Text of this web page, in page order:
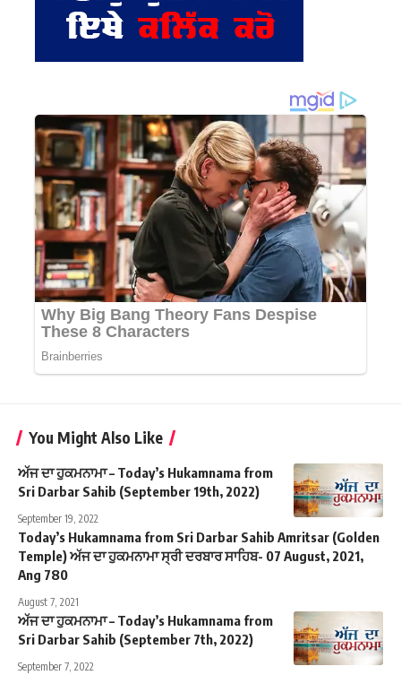
You Might Also Like
ਅੱਜ ਦਾ ਹੁਕਮਨਾਮਾ – Today’s Hukamnama from
Sri Darbar Sahib (September 19th, 2022)
September 19, 2022
Today’s Hukamnama from Sri Darbar Sahib Amritsar (Golden
Temple) ਅੱਜ ਦਾ ਹੁਕਮਨਾਮਾ ਸ੍ਰੀ ਦਰਬਾਰ ਸਾਹਿਬ- 07 August, 2021,
Ang 780
August 7, 2021
ਅੱਜ ਦਾ ਹੁਕਮਨਾਮਾ – Today’s Hukamnama from
Sri Darbar Sahib (September 7th, 2022)
September 7, 2022